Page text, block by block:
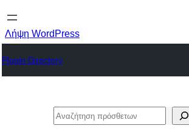
Λήψη WordPress
Plugin Directory
Αναζήτηση